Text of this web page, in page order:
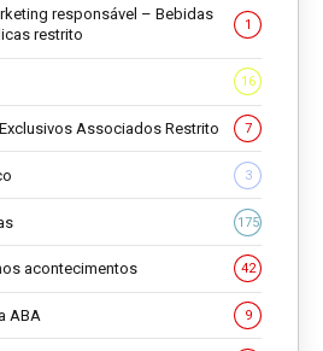
responsável – Bebidas
restrito
1
16
Associados Restrito 7
3
175
acontecimentos 42
ABA 9